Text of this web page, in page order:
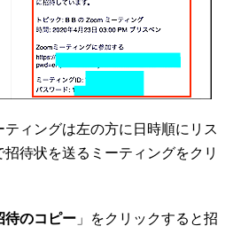
ィングは左の方に日時順にリス
招待状を送るミーティングをクリ
待のコピー 」をクリックすると招